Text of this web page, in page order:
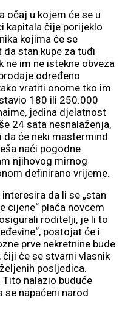
očaj u kojem će se u
kapitala čije porijeklo
kojima će se
stan kupe za tuđi
ne im ne istekne obveza
određeno
vratiti onome tko im
180 ili 250.000
jedina djelatnost
24 sata nesnalaženja,
da će neki mastermind
naći pogodne
njihovog mirnog
definirano vrijeme.
da li se „stan
cijene“ plaća novcem
roditelji, je li to
postojat će i
prve nekretnine bude
će se stvarni vlasnik
posljedica.
Tito nalazio buduće
se napaćeni narod